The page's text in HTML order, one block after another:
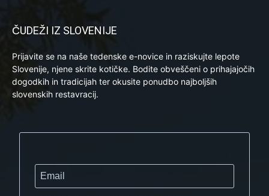
ČUDEŽI IZ SLOVENIJE
Prijavite se na naše tedenske e-novice in raziskujte lepote
Slovenije, njene skrite kotičke. Bodite obveščeni o prihajajočih
dogodkih in tradicijah ter okusite ponudbo najboljših
slovenskih restavracij.